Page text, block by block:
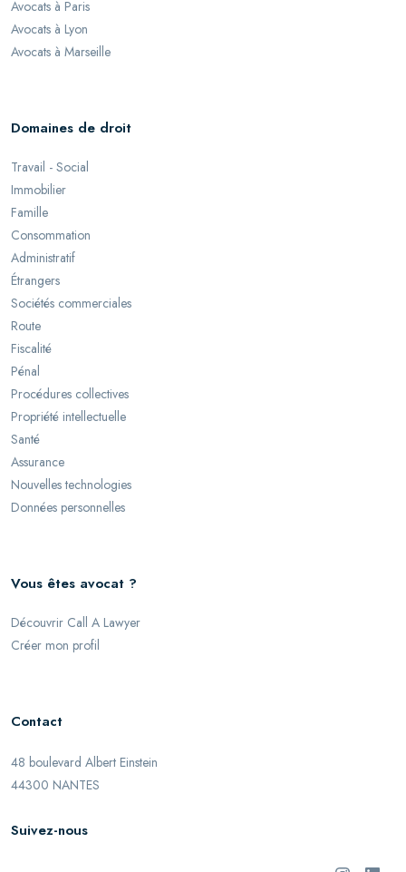
Avocats à Paris
Avocats à Lyon
Avocats à Marseille
Domaines de droit
Travail - Social
Immobilier
Famille
Consommation
Administratif
Étrangers
Sociétés commerciales
Route
Fiscalité
Pénal
Procédures collectives
Propriété intellectuelle
Santé
Assurance
Nouvelles technologies
Données personnelles
Vous êtes avocat ?
Découvrir Call A Lawyer
Créer mon profil
Contact
48 boulevard Albert Einstein
44300 NANTES
Suivez-nous